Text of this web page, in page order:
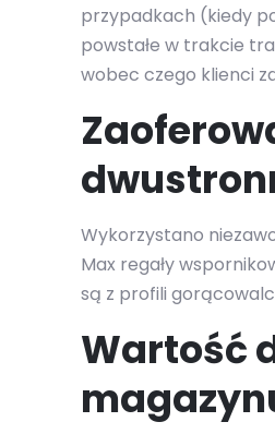
przypadkach (kiedy
powstałe w trakcie
wobec czego klienci
Wykorzystano
Max regały
są z profili
Wartość